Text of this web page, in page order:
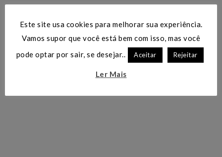
Este site usa cookies para melhorar sua experiência.
Vamos supor que você está bem com isso, mas você
pode optar por sair, se desejar..
Aceitar Rejeitar
Ler Mais